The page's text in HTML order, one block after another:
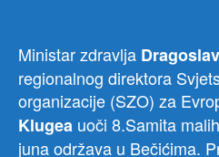
Ministar zdravlja
regionalnog direktora
organizacije (SZO) za
Klugea uoči 8.Samita
juna održava u Bečićima.